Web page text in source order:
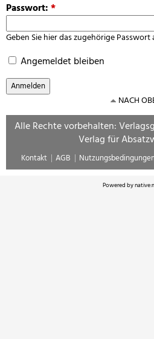
Passwort:*
Geben Sie hier das zugehörige Passwort
Angemeldet bleiben
NACH
Alle Rechte vorbehalten:
Verlag für
Kontakt AGB Nutzungsbedingungen
Powered by